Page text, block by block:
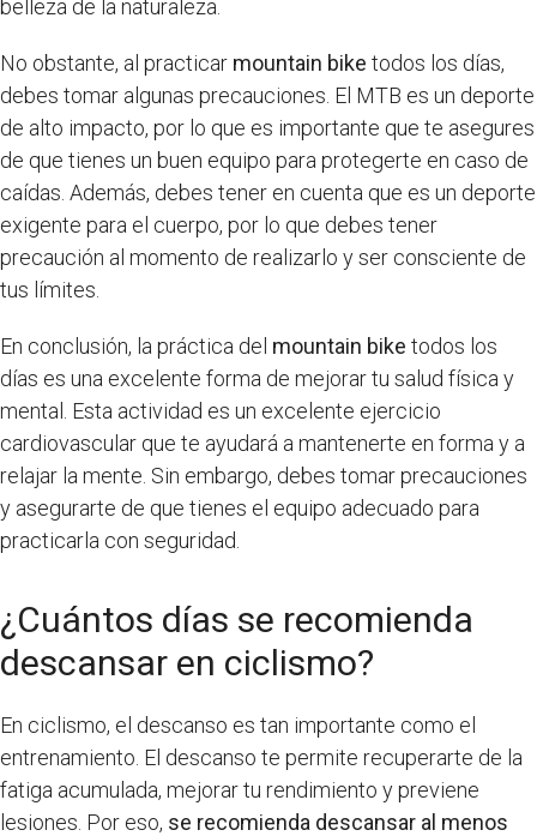
belleza de la naturaleza.
No obstante, al practicar mountain bike todos los días,
debes tomar algunas precauciones. El MTB es un deporte
de alto impacto, por lo que es importante que te asegures
de que tienes un buen equipo para protegerte en caso de
caídas. Además, debes tener en cuenta que es un deporte
exigente para el cuerpo, por lo que debes tener
precaución al momento de realizarlo y ser consciente de
tus límites.
En conclusión, la práctica del mountain bike todos los
días es una excelente forma de mejorar tu salud física y
mental. Esta actividad es un excelente ejercicio
cardiovascular que te ayudará a mantenerte en forma y a
relajar la mente. Sin embargo, debes tomar precauciones
y asegurarte de que tienes el equipo adecuado para
practicarla con seguridad.
¿Cuántos días se recomienda
descansar en ciclismo?
En ciclismo, el descanso es tan importante como el
entrenamiento. El descanso te permite recuperarte de la
fatiga acumulada, mejorar tu rendimiento y previene
lesiones. Por eso, se recomienda descansar al menos